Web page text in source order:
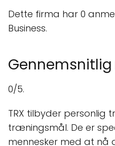
Dette firma har 0
Business.
0/5.
TRX tilbyder personlig
træningsmål. De er
mennesker med at nå